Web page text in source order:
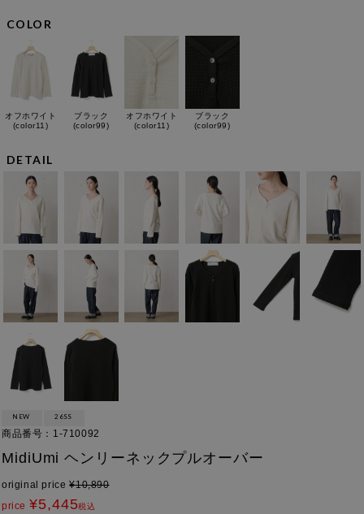
COLOR
オフホワイト
(color11)
ブラック
(color99)
オフホワイト
(color11)
ブラック
(color99)
DETAIL
NEW 26SS
商品番号 1-710092
MidiUmi ヘンリーネックプルオーバー
original price ¥10,890
price ¥5,445税込